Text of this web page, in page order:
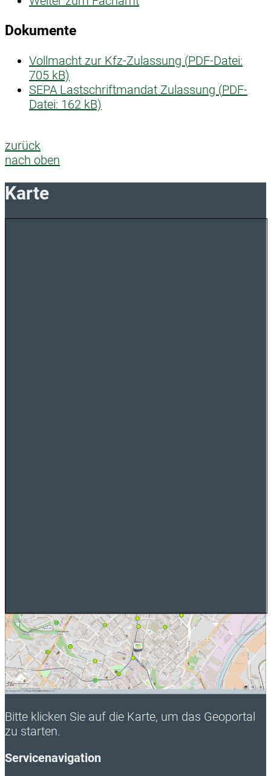
Dokumente
Vollmacht zur Kfz-Zulassung (PDF-Datei:
705 kB)
SEPA Lastschriftmandat Zulassung (PDF-
Datei: 162 kB)
zurück
nach oben
Karte
Bitte klicken Sie auf die Karte, um das Geoportal
zu starten.
Servicenavigation